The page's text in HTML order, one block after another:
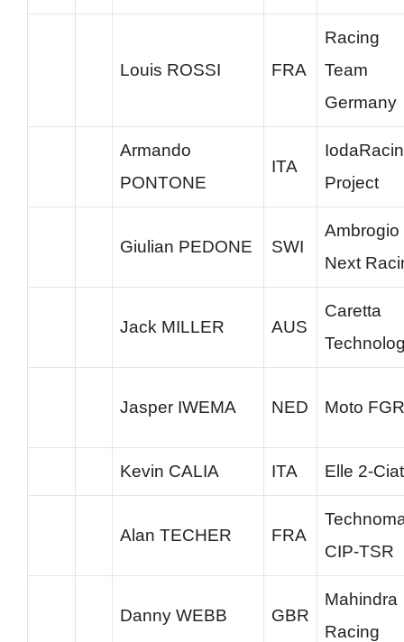
Louis ROSSI FRA
Racing
Team
Germany
Armando
PONTONE
ITA
Project
Giulian PEDONE SWI
Ambrogio
Next
Jack MILLER AUS
Caretta
Jasper IWEMA NED Moto FGR
Kevin CALIA ITA Elle 2-
Alan TECHER FRA
CIP-TSR
Danny WEBB GBR
Mahindra
Racing